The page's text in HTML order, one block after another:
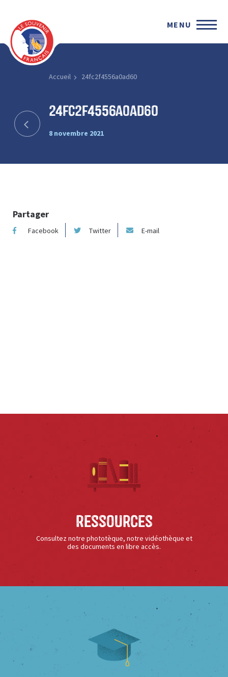
MENU
Accueil 24fc2f4556a0ad60
24fc2f4556a0ad60
8 novembre 2021
Partager
Facebook Twitter E-mail
Ressources
Consultez notre phototèque, notre vidéothèque et
des documents en libre accès.